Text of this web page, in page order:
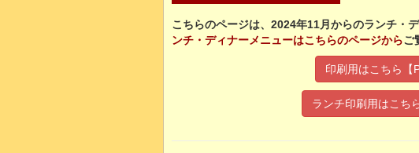
こちらのページは、2024年11月からのランチ・
ンチ・ディナーメニューはこちらのページからご
印刷用はこちら【
ランチ印刷用はこち